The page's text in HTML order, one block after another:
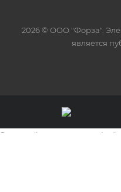
2026 © ООО "Форза".
является
Этот сайт использует